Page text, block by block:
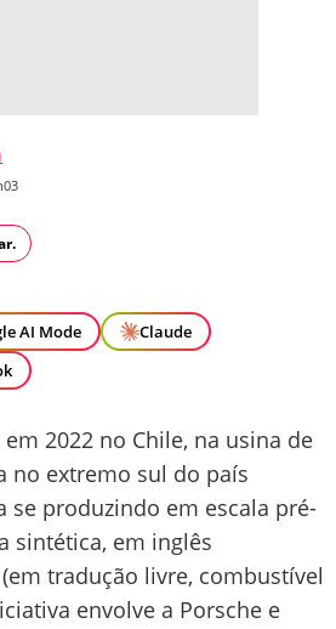
AI Mode
Claude
2022 no Chile, na usina de
no extremo sul do país
se produzindo em escala pré-
sintética, em inglês
tradução livre, combustível
envolve a Porsche e